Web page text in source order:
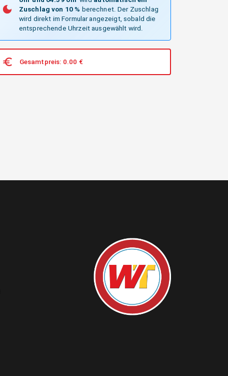
Zuschlag von 10 % berechnet. Der Zuschlag
wird direkt im Formular angezeigt, sobald die
entsprechende Uhrzeit ausgewählt wird.
Gesamtpreis: 0.00 €